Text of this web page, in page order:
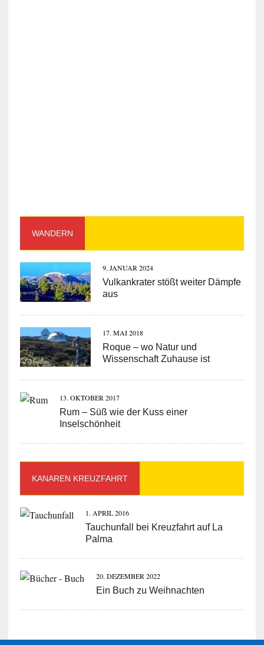
WANDERN
9. JANUAR 2024
Vulkankrater stößt weiter Dämpfe
aus
17. MAI 2018
Roque – wo Natur und
Wissenschaft Zuhause ist
13. OKTOBER 2017
Rum – Süß wie der Kuss einer
Inselschönheit
KANAREN KREUZFAHRT
1. APRIL 2016
Tauchunfall bei Kreuzfahrt auf La
Palma
20. DEZEMBER 2022
Ein Buch zu Weihnachten